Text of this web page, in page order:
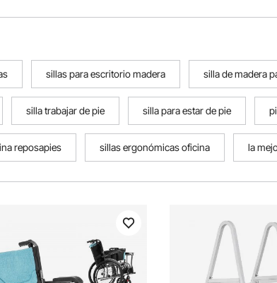
sillas para escritorio madera silla de madera
silla trabajar de pie silla para estar de pie
reposapies sillas ergonómicas oficina la